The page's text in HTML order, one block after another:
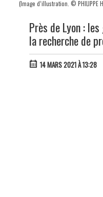
(Image d’illustration. © PHILIPPE
Près de Lyon :
la recherche de
14 MARS 2021 À 13:28